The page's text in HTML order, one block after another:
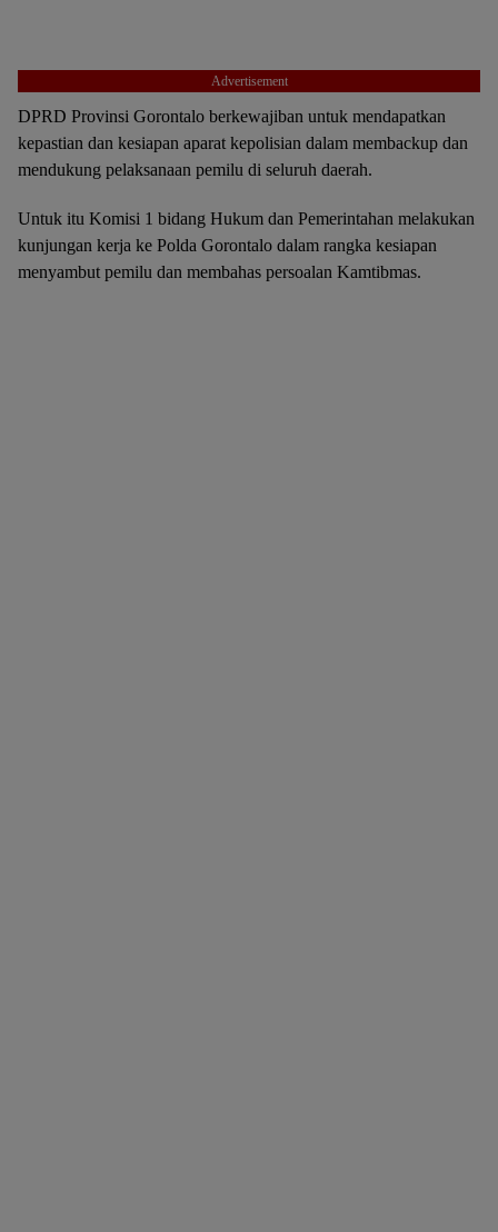
Advertisement
DPRD Provinsi Gorontalo berkewajiban untuk mendapatkan
kepastian dan kesiapan aparat kepolisian dalam membackup dan
mendukung pelaksanaan pemilu di seluruh daerah.
Untuk itu Komisi 1 bidang Hukum dan Pemerintahan melakukan
kunjungan kerja ke Polda Gorontalo dalam rangka kesiapan
menyambut pemilu dan membahas persoalan Kamtibmas.